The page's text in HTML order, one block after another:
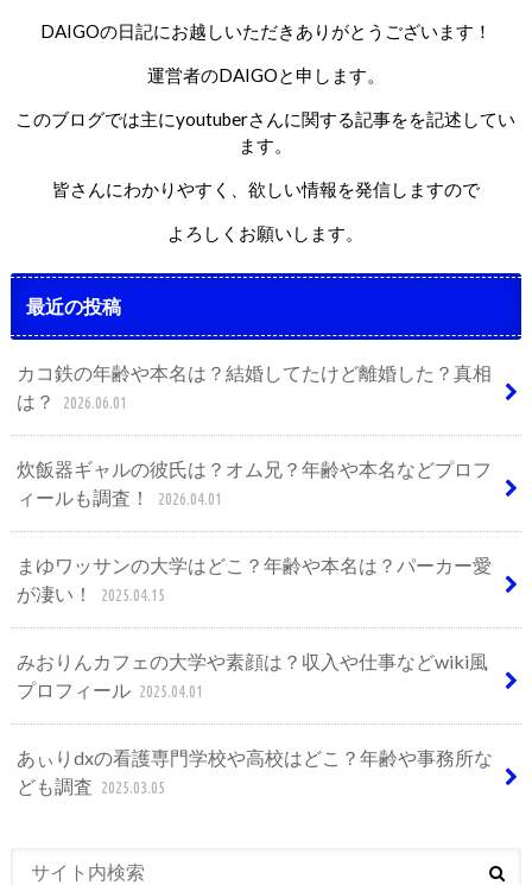
DAIGOの日記にお越しいただきありがとうございます！
運営者のDAIGOと申します。
このブログでは主にyoutuberさんに関する記事をを記述してい
ます。
皆さんにわかりやすく、欲しい情報を発信しますので
よろしくお願いします。
最近の投稿
カコ鉄の年齢や本名は？結婚してたけど離婚した？真相
は？
2026.06.01
炊飯器ギャルの彼氏は？オム兄？年齢や本名などプロフ
ィールも調査！
2026.04.01
まゆワッサンの大学はどこ？年齢や本名は？パーカー愛
が凄い！
2025.04.15
みおりんカフェの大学や素顔は？収入や仕事などwiki風
プロフィール 2025.04.01
あぃりdxの看護専門学校や高校はどこ？年齢や事務所な
ども調査 2025.03.05